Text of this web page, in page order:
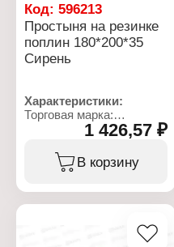
Код: 596213
Простыня на резинке
поплин 180*200*35
Сирень
Характеристики:
Торговая марка:
Тип товара: Простыня
Крепление: на резинке
Цвет: сирень
1 426,57 ₽
В корзину